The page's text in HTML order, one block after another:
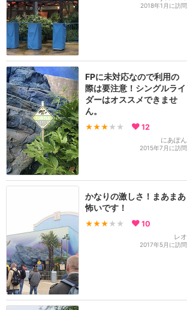
2018年1月に訪問
FPに未対応なので利用の
際は要注意！シングルライ
ダーはオススメできませ
ん。
★★★ ★★ 12
にあぽん
2015年7月に訪問
かなりの激しさ！まあまあ
怖いです！
★★★ ★★ 10
レオ
2017年5月に訪問